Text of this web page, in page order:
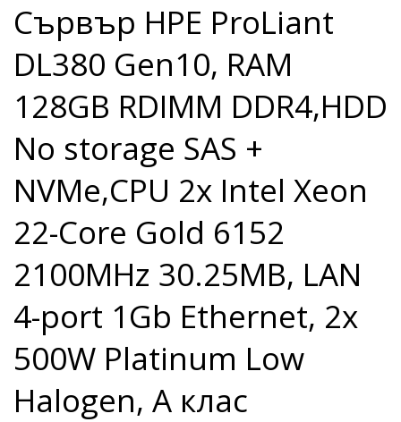
Сървър HPE ProLiant
DL380 Gen10, RAM
128GB RDIMM DDR4,HDD
No storage SAS +
NVMe,CPU 2x Intel Xeon
22-Core Gold 6152
2100MHz 30.25MB, LAN
4-port 1Gb Ethernet, 2x
500W Platinum Low
Halogen, A клас